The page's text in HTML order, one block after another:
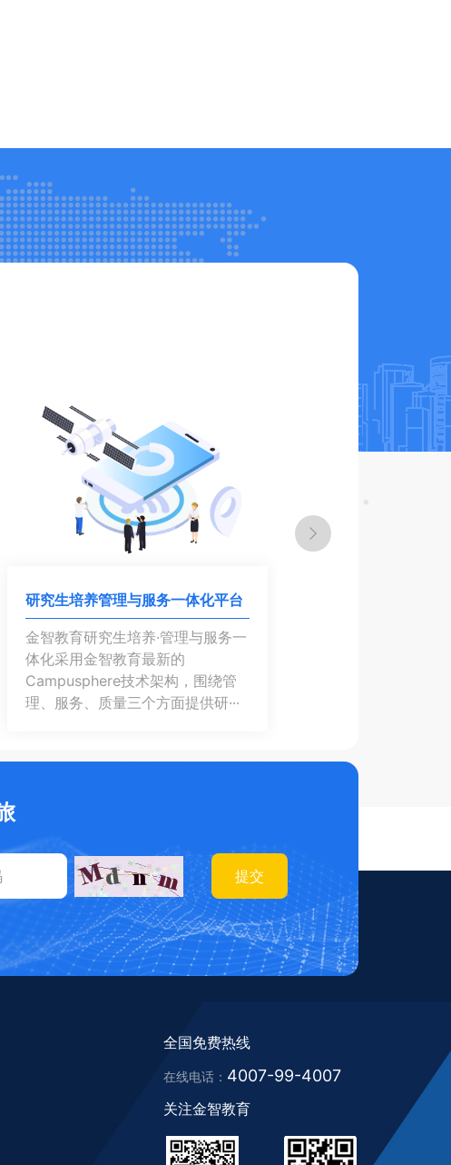
研究生培养管理与服务一体化平台
金智教育研究生培养·管理与服务一
体化采用金智教育最新的
Campusphere技术架构，围绕管
理、服务、质量三个方面提供研···
提交
全国免费热线
在线电话： 4007-99-4007
关注金智教育